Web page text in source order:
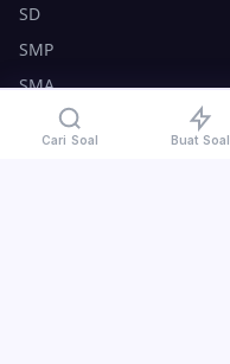
SD
SMP
SMA
UTBK
Cari Soal Buat Soal